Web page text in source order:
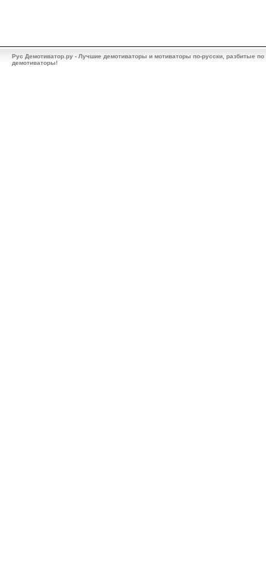
Рус Демотиватор.ру - Лучшие демотиваторы и мотиваторы по-русски, разбитые
демотиваторы!